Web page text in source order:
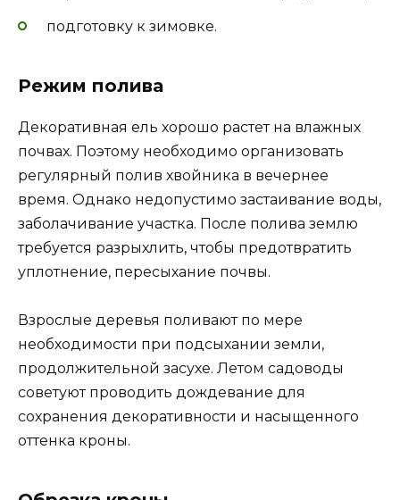
подготовку к зимовке.
Режим полива
Декоративная ель хорошо растет на влажных
почвах. Поэтому необходимо организовать
регулярный полив хвойника в вечернее
время. Однако недопустимо застаивание воды,
заболачивание участка. После полива землю
требуется разрыхлить, чтобы предотвратить
уплотнение, пересыхание почвы.
Взрослые деревья поливают по мере
необходимости при подсыхании земли,
продолжительной засухе. Летом садоводы
советуют проводить дождевание для
сохранения декоративности и насыщенного
оттенка кроны.